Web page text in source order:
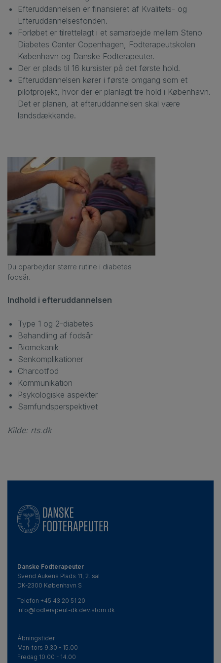
Efteruddannelsen er finansieret af Kvalitets- og
Efteruddannelsesfonden.
Forløbet er tilrettelagt i et samarbejde mellem Steno
Diabetes Center Copenhagen, Fodterapeutskolen
København og Danske Fodterapeuter.
Der er plads til 16 kursister på det første hold.
Efteruddannelsen kører i første omgang som et
pilotprojekt, hvor der er planlagt tre hold i København.
Det er planen, at efteruddannelsen skal være
landsdækkende.
Du oparbejder større rutine i diabetes
fodsår.
Indhold i efteruddannelsen
Type 1 og 2-diabetes
Behandling af fodsår
Biomekanik
Senkomplikationer
Charcotfod
Kommunikation
Psykologiske aspekter
Samfundsperspektivet
Kilde: rts.dk
Danske Fodterapeuter
Svend Aukens Plads 11, 2. sal
DK-2300 København S
Telefon +45 43 20 51 20
info@fodterapeut-dk.dev.stom.dk
Åbningstider
Man-tors 9.30 - 15.00
Fredag 10.00 - 14.00